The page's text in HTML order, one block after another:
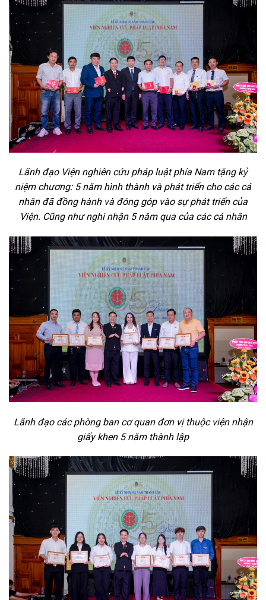
Lãnh đạo Viện nghiên cứu pháp luật phía Nam tặng kỷ
niệm chương: 5 năm hình thành và phát triển cho các cá
nhân đã đồng hành và đóng góp vào sự phát triển của
Viện. Cũng như nghi nhận 5 năm qua của các cá nhân
Lãnh đạo các phòng ban cơ quan đơn vị thuộc viện nhận
giấy khen 5 năm thành lập